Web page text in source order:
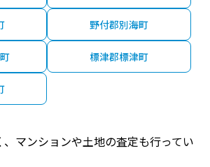
野付郡別海町
標津郡標津町
マンションや土地の査定も行ってい